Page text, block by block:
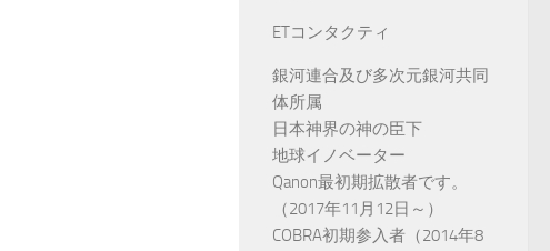
ETコンタクティ
銀河連合及び多次元銀河共同
体所属
日本神界の神の臣下
地球イノベーター
Qanon最初期拡散者です。
（2017年11月12日～）
COBRA初期参入者（2014年8